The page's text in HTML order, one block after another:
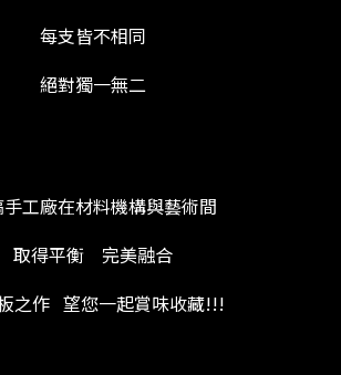
每支皆不相同
絕對獨一無二
工廠在材料機構與藝術間
取得平衡 完美融合
之作 望您一起賞味收藏!!!